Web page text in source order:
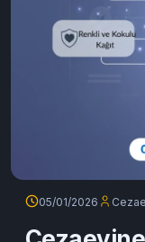
05/01/2026